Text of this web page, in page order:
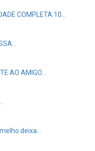
COMPLETA 10…
AO AMIGO…
deixa…